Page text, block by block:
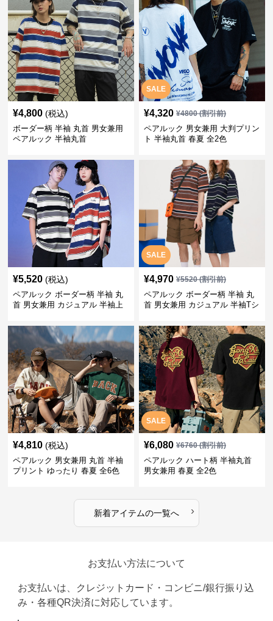
¥4,800 (税込)
ボーダー柄 半袖 丸首 男女兼用
ペアルック 半袖丸首
SALE
¥4,320 ¥4800(割引前)
ペアルック 男女兼用 大判プリン
ト 半袖丸首 春夏 全2色
¥5,520 (税込)
ペアルック ボーダー柄 半袖 丸
首 男女兼用 カジュアル 半袖上
SALE
¥4,970 ¥5520(割引前)
ペアルック ボーダー柄 半袖 丸
首 男女兼用 カジュアル 半袖Tシ
¥4,810 (税込)
ペアルック 男女兼用 丸首 半袖
プリント ゆったり 春夏 全6色
SALE
¥6,080 ¥6760(割引前)
ペアルック ハート柄 半袖丸首
男女兼用 春夏 全2色
新着アイテムの一覧へ ›
お支払い方法について
お支払いは、クレジットカード・コンビニ/銀行振り込
み・各種QR決済に対応しています。